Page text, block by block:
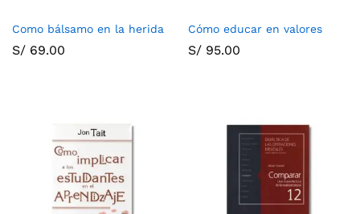
Como bálsamo en la herida
S/ 69.00
Cómo educar en valores
S/ 95.00